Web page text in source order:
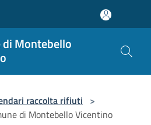
di Montebello
raccolta rifiuti >
di Montebello Vicentino